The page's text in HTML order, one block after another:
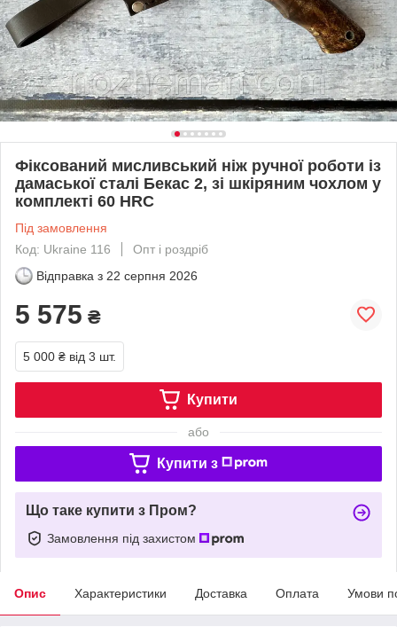
Фіксований мисливський ніж ручної роботи із
дамаської сталі Бекас 2, зі шкіряним чохлом у
комплекті 60 HRC
Під замовлення
Код: Ukraine 116
Опт і роздріб
Відправка з 22 серпня 2026
5 575 ₴
5 000 ₴ від 3 шт.
Купити
або
Купити з
Що таке купити з Пром?
Замовлення під захистом
Опис Характеристики Доставка Оплата Умови